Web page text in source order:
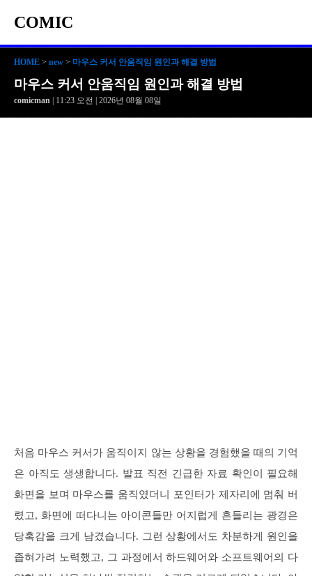
COMIC
HOME > new > 마우스 커서 안움직임 원인과 해결 방법
마우스 커서 안움직임 원인과 해결 방법
comicman | 11:23 오전 | 2026년 08월 08일
처음 마우스 커서가 움직이지 않는 상황을 경험했을 때의 기억
은 아직도 생생합니다. 발표 직전 긴급한 자료 확인이 필요해
화면을 보며 마우스를 움직였더니 포인터가 제자리에 멈춰 버
렸고, 화면에 떠다니는 아이콘들만 어지럽게 흔들리는 광경은
당혹감을 크게 남겼습니다. 그런 상황에서도 차분하게 원인을
좁혀가려 노력했고, 그 과정에서 하드웨어와 소프트웨어의 다